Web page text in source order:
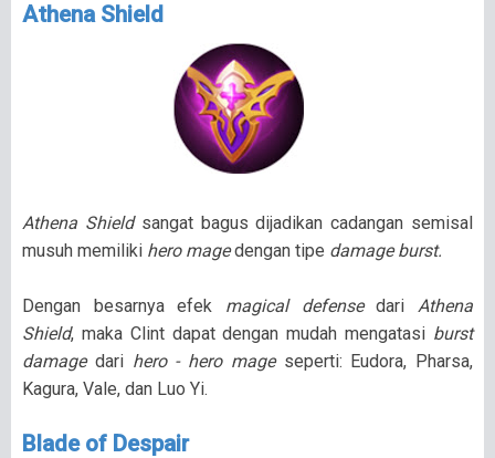
Athena Shield
Athena Shieldsangat bagus dijadikan cadangan semisal
musuh memiliki hero magedengan tipe damage burst.
Dengan besarnya efek magical defensedari Athena
Shield, maka Clint dapat dengan mudah mengatasi burst
damagedari hero - hero mageseperti: Eudora, Pharsa,
Kagura, Vale, dan Luo Yi.
Blade of Despair